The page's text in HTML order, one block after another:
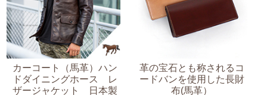
カーコート（馬革）ハン
ドダイニングホース レ
ザージャケット 日本製
革の宝石とも称されるコ
ードバンを使用した長財
布(馬革）